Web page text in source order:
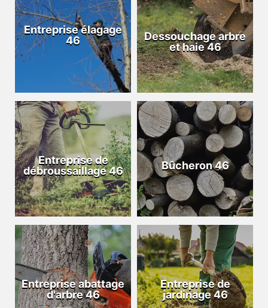
Entreprise élagage
46
Dessouchage arbre
et haie 46
Entreprise de
débroussaillage 46
Bûcheron 46
Entreprise abattage
d'arbre 46
Entreprise de
jardinage 46